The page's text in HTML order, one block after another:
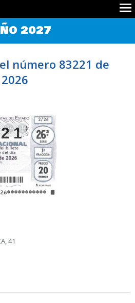
2027
número 83221 de
41